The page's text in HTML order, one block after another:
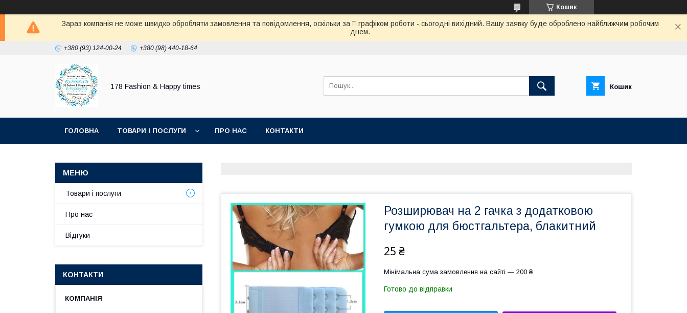
Кошик
Зараз компанія не може швидко обробляти замовлення та повідомлення, оскільки за її графіком роботи - сьогодні вихідний. Вашу заявку буде оброблено найближчим робочим
днем.
+380 (93) 124-00-24 +380 (98) 440-18-64
178 Fashion & Happy times Кошик
ГОЛОВНА ТОВАРИ І ПОСЛУГИ ПРО НАС КОНТАКТИ
Розширювач на 2 гачка з додатковою
гумкою для бюстгальтера, блакитний
25 ₴
Мінімальна сума замовлення на сайті — 200 ₴
Готово до відправки
Товари і послуги
Про нас
Відгуки
КОНТАКТИ